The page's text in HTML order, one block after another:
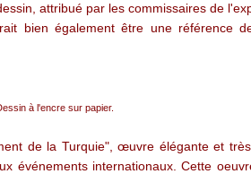
attribué par les commissaires de
bien également être une référence
à l'encre sur papier.
de la Turquie", œuvre élégante et très
événements internationaux. Cette